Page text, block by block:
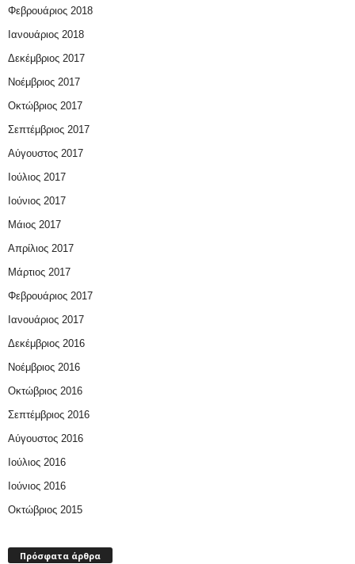
Φεβρουάριος 2018
Ιανουάριος 2018
Δεκέμβριος 2017
Νοέμβριος 2017
Οκτώβριος 2017
Σεπτέμβριος 2017
Αύγουστος 2017
Ιούλιος 2017
Ιούνιος 2017
Μάιος 2017
Απρίλιος 2017
Μάρτιος 2017
Φεβρουάριος 2017
Ιανουάριος 2017
Δεκέμβριος 2016
Νοέμβριος 2016
Οκτώβριος 2016
Σεπτέμβριος 2016
Αύγουστος 2016
Ιούλιος 2016
Ιούνιος 2016
Οκτώβριος 2015
Πρόσφατα άρθρα